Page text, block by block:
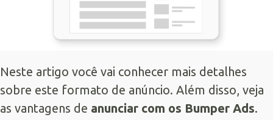
Neste artigo você vai conhecer mais detalhes
sobre este formato de anúncio. Além disso, veja
as vantagens de anunciar com os Bumper Ads.